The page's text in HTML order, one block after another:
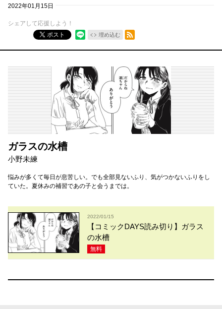
2022年01月15日
シェアして応援しよう！
ポスト
埋め込む
RSSフィード
ガラスの水槽
小野未練
悩みが多くて毎日が息苦しい。でも全部見ないふり、気がつかないふりをし
ていた。夏休みの補習であの子と会うまでは。
2022/01/15
【コミックDAYS読み切り】ガラス
の水槽
無料